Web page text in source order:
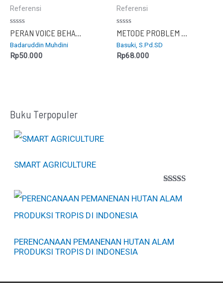
Referensi
Dinilai
0
dari
5
PERAN VOICE BEHAVIOUR DALAM PERUBAHAN ORGANISASI
Badaruddin Muhdini
Rp50.000
Referensi
Dinilai
0
dari
5
METODE PROBLEM BASED LEARNING : Optimalisasi Prestasi Belajar
Basuki, S.Pd.SD
Rp68.000
Buku Terpopuler
SMART AGRICULTURE
5.00dari 5
PERENCANAAN PEMANENAN HUTAN ALAM
PRODUKSI TROPIS DI INDONESIA